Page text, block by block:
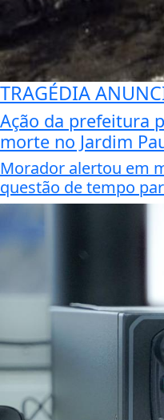
TRAGÉDIA
Ação da prefeitura
morte no Jardim
Morador alertou em
questão de tempo